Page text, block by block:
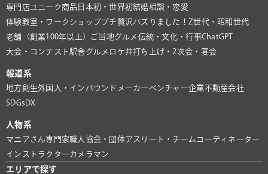
専門店ユニーク商品 日本初・世界初結婚相談・恋愛
体験教室・ワークショッププチ贅沢バズりました！ Z世代・昭和世代
老舗（創業100年以上）
ご当地グルメ 伝統・文化・行事ChatGPT
大会・コンテスト 駅舎グルメ ロケ弁打ち上げ・2次会・宴会
報道系
地方創生外国人・インバウンド メーカー ベンチャー企業不動産会社
SDGsDX
人物系
マニアさん専門家職人 協会・団体アスリート・チーム コーディネーター
インストラクターカメラマン
エリアで探す